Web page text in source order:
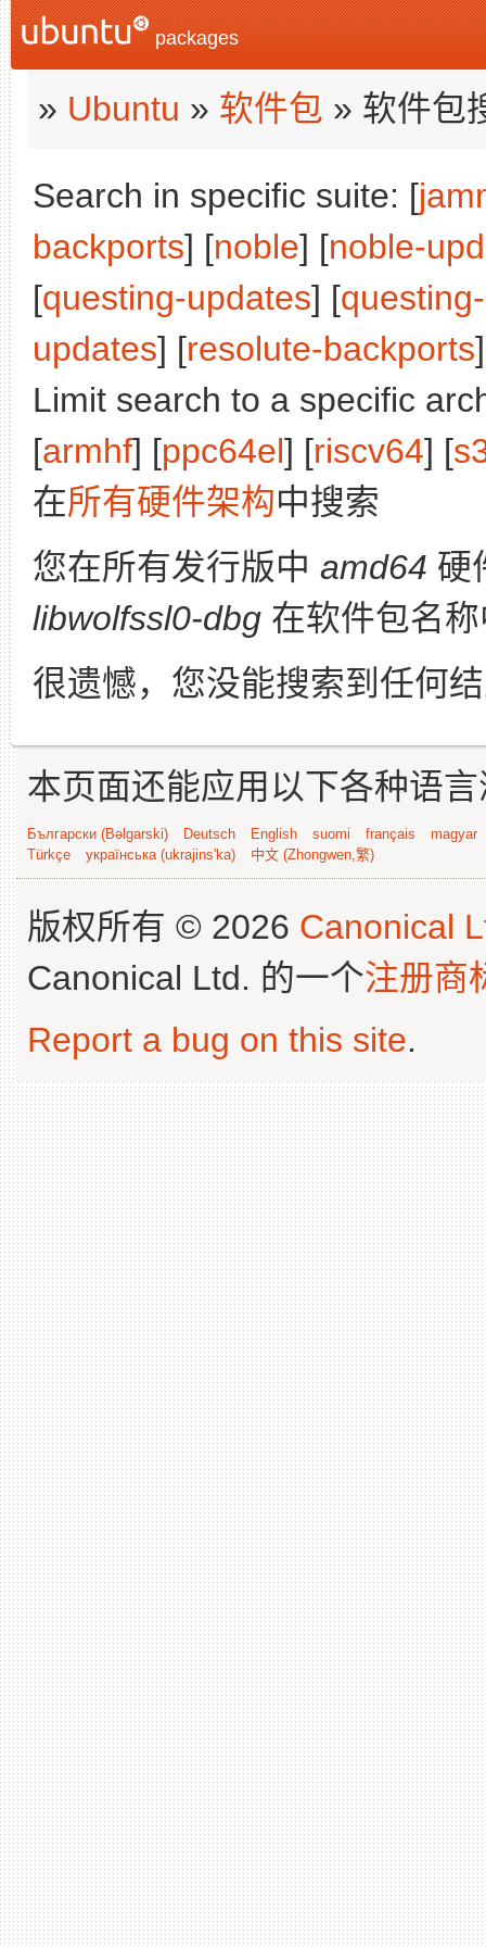
packages
» Ubuntu » 软件包 » 软件包
Search in specific suite: [
backports] [noble] [noble-
[questing-updates] [
updates] [resolute-backports
Limit search to a specific
[armhf] [ppc64el] [riscv64] [
在所有硬件架构中搜索
您在所有发行版中 amd64 硬
libwolfssl0-dbg 在软件包名
很遗憾，您没能搜索到任何
本页面还能应用以下各种语
Български (Bəlgarski) Deutsch English suomi français
magyar
Türkçe
українська (ukrajins'ka) 中文 (Zhongwen,繁)
版权所有 © 2026 Canonical
Canonical Ltd. 的一个注册商
Report a bug on this site.